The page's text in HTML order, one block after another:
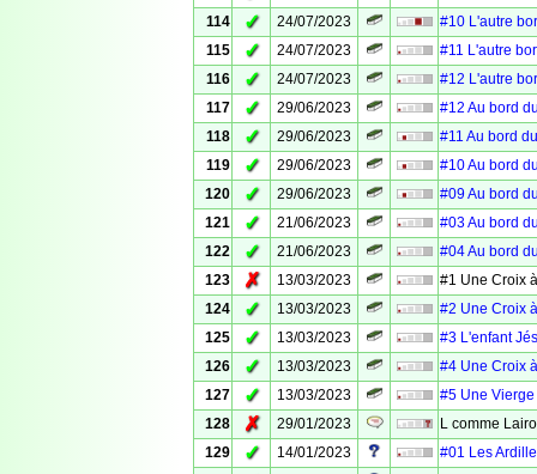
114
✓ 24/07/2023
#10 L'autre
115
✓ 24/07/2023
#11 L'autre
116
✓ 24/07/2023
#12 L'autre
117
✓ 29/06/2023
#12 Au bord
118
✓ 29/06/2023
#11 Au bord
119
✓ 29/06/2023
#10 Au bord
120
✓ 29/06/2023
#09 Au bord
121
✓ 21/06/2023
#03 Au bord
122
✓ 21/06/2023
#04 Au bord
123
✗ 13/03/2023
#1 Une Croix
124
✓ 13/03/2023
#2 Une Croix
125
✓ 13/03/2023
#3 L'enfant
126
✓ 13/03/2023
#4 Une Croix
127
✓ 13/03/2023
#5 Une
128
✗ 29/01/2023
L comme
129
✓ 14/01/2023
#01 Les